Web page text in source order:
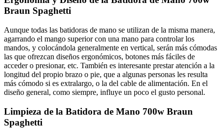
Braun Spaghetti
Aunque todas las batidoras de mano se utilizan de la misma manera,
agarrando el mango superior con una mano para controlar los
mandos, y colocándola generalmente en vertical, serán más cómodas
las que ofrezcan diseños ergonómicos, botones más fáciles de
acceder o presionar, etc. También es interesante prestar atención a la
longitud del propio brazo o pie, que a algunas personas les resulta
más cómodo si es extralargo, o la del cable de alimentación. En el
diseño general, como siempre, influye un poco el gusto personal.
Limpieza de la Batidora de Mano 700w Braun
Spaghetti